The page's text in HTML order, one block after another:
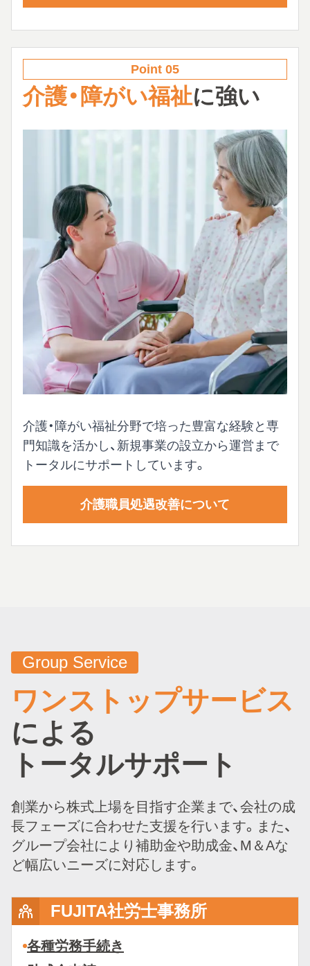
Point 05
介護・障がい福祉に強い
介護・障がい福祉分野で培った豊富な経験と専
門知識を活かし、新規事業の設立から運営まで
トータルにサポートしています。
介護職員処遇改善について
Group Service
ワンストップサービス
による
トータルサポート
創業から株式上場を目指す企業まで、会社の成
長フェーズに合わせた支援を行います。また、
グループ会社により補助金や助成金、M＆Aな
ど幅広いニーズに対応します。
FUJITA社労士事務所
各種労務手続き